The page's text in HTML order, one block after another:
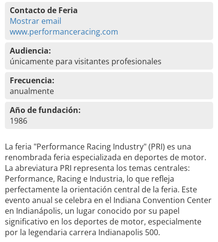
Contacto de Feria
Mostrar email
www.performanceracing.com
Audiencia:
únicamente para visitantes profesionales
Frecuencia:
anualmente
Año de fundación:
1986
La feria "Performance Racing Industry" (PRI) es una
renombrada feria especializada en deportes de motor.
La abreviatura PRI representa los temas centrales:
Performance, Racing e Industria, lo que refleja
perfectamente la orientación central de la feria. Este
evento anual se celebra en el Indiana Convention Center
en Indianápolis, un lugar conocido por su papel
significativo en los deportes de motor, especialmente
por la legendaria carrera Indianapolis 500.